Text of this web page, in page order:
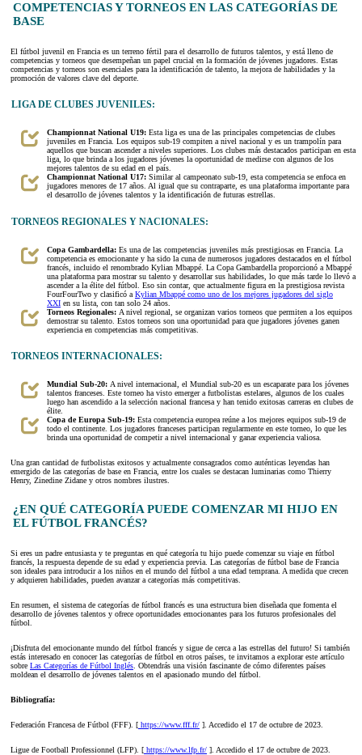
COMPETENCIAS Y TORNEOS EN LAS CATEGORÍAS DE
BASE
El fútbol juvenil en Francia es un terreno fértil para el desarrollo de futuros talentos, y está lleno de
competencias y torneos que desempeñan un papel crucial en la formación de jóvenes jugadores. Estas
competencias y torneos son esenciales para la identificación de talento, la mejora de habilidades y la
promoción de valores clave del deporte.
LIGA DE CLUBES JUVENILES:
Championnat National U19: Esta liga es una de las principales competencias de clubes
juveniles en Francia. Los equipos sub-19 compiten a nivel nacional y es un trampolín para
aquellos que buscan ascender a niveles superiores. Los clubes más destacados participan en esta
liga, lo que brinda a los jugadores jóvenes la oportunidad de medirse con algunos de los
mejores talentos de su edad en el país.
Championnat National U17: Similar al campeonato sub-19, esta competencia se enfoca en
jugadores menores de 17 años. Al igual que su contraparte, es una plataforma importante para
el desarrollo de jóvenes talentos y la identificación de futuras estrellas.
TORNEOS REGIONALES Y NACIONALES:
Copa Gambardella: Es una de las competencias juveniles más prestigiosas en Francia. La
competencia es emocionante y ha sido la cuna de numerosos jugadores destacados en el fútbol
francés, incluido el renombrado Kylian Mbappé. La Copa Gambardella proporcionó a Mbappé
una plataforma para mostrar su talento y desarrollar sus habilidades, lo que más tarde lo llevó a
ascender a la élite del fútbol. Eso sin contar, que actualmente figura en la prestigiosa revista
FourFourTwo y clasificó a Kylian Mbappé como uno de los mejores jugadores del siglo
XXI en su lista, con tan solo 24 años.
Torneos Regionales: A nivel regional, se organizan varios torneos que permiten a los equipos
demostrar su talento. Estos torneos son una oportunidad para que jugadores jóvenes ganen
experiencia en competencias más competitivas.
TORNEOS INTERNACIONALES:
Mundial Sub-20: A nivel internacional, el Mundial sub-20 es un escaparate para los jóvenes
talentos franceses. Este torneo ha visto emerger a futbolistas estelares, algunos de los cuales
luego han ascendido a la selección nacional francesa y han tenido exitosas carreras en clubes de
élite.
Copa de Europa Sub-19: Esta competencia europea reúne a los mejores equipos sub-19 de
todo el continente. Los jugadores franceses participan regularmente en este torneo, lo que les
brinda una oportunidad de competir a nivel internacional y ganar experiencia valiosa.
Una gran cantidad de futbolistas exitosos y actualmente consagrados como auténticas leyendas han
emergido de las categorías de base en Francia, entre los cuales se destacan luminarias como Thierry
Henry, Zinedine Zidane y otros nombres ilustres.
¿EN QUÉ CATEGORÍA PUEDE COMENZAR MI HIJO EN
EL FÚTBOL FRANCÉS?
Si eres un padre entusiasta y te preguntas en qué categoría tu hijo puede comenzar su viaje en fútbol
francés, la respuesta depende de su edad y experiencia previa. Las categorías de fútbol base de Francia
son ideales para introducir a los niños en el mundo del fútbol a una edad temprana. A medida que crecen
y adquieren habilidades, pueden avanzar a categorías más competitivas.
En resumen, el sistema de categorías de fútbol francés es una estructura bien diseñada que fomenta el
desarrollo de jóvenes talentos y ofrece oportunidades emocionantes para los futuros profesionales del
fútbol.
¡Disfruta del emocionante mundo del fútbol francés y sigue de cerca a las estrellas del futuro! Si también
estás interesado en conocer las categorías de fútbol en otros países, te invitamos a explorar este artículo
sobre Las Categorías de Fútbol Inglés . Obtendrás una visión fascinante de cómo diferentes países
moldean el desarrollo de jóvenes talentos en el apasionado mundo del fútbol.
Bibliografía:
Federación Francesa de Fútbol (FFF). [ https://www.fff.fr/ ]. Accedido el 17 de octubre de 2023.
Ligue de Football Professionnel (LFP). [ https://www.lfp.fr/ ]. Accedido el 17 de octubre de 2023.